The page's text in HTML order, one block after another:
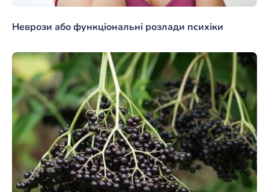
Неврози або функціональні розлади психіки